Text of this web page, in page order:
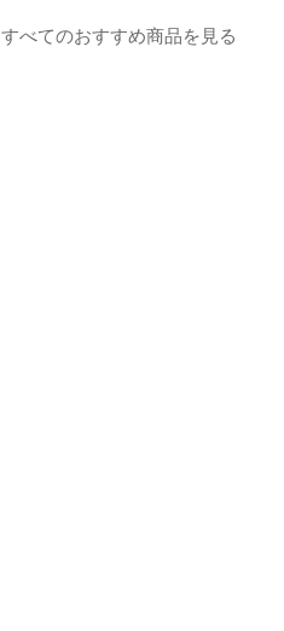
すべてのおすすめ商品を見る